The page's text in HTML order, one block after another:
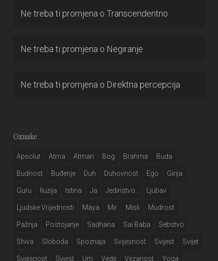
Ne treba ti promjena o Transcendentno
Ne treba ti promjena o Negiranje
Ne treba ti promjena o Direktna percepcija
Oznake
Apsolut Atma Atman Bog Brahma Buda
Budnost Buđenje Duh Duhovnost Ego Girija
Guru Iluzija Istina Ja Jedinstvo.. Ljubav
Ljudske Vrijednosti Maya Mir Misli Mudrost
Pažnja Postojanje Sadhana Sai Baba Sebstvo
Shiva Sloboda Spoznaja Svijesnost Svijest Svijet
Svjesnost Svjest Um Vede Vezanost Yoga